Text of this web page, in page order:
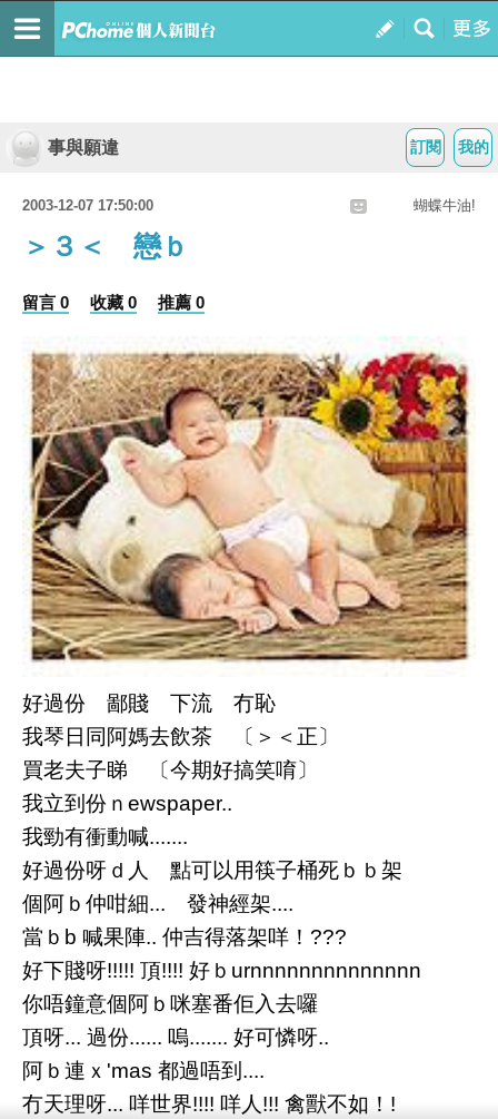
我的
訂閱
事與願違
2003-12-07 17:50:00 蝴蝶牛油!
＞３＜ 戀ｂ
留言 0 收藏 0 推薦 0
好過份 鄙賤 下流 冇恥
我琴日同阿媽去飲茶 〔＞＜正〕
買老夫子睇 〔今期好搞笑唷〕
我立到份ｎewspaper..
我勁有衝動喊.......
好過份呀ｄ人 點可以用筷子桶死ｂｂ架
個阿ｂ仲咁細... 發神經架....
當ｂb 喊果陣.. 仲吉得落架咩！???
好下賤呀!!!!! 頂!!!! 好ｂurnnnnnnnnnnnnnn
你唔鐘意個阿ｂ咪塞番佢入去囉
頂呀... 過份...... 嗚....... 好可憐呀..
阿ｂ連ｘ'mas 都過唔到....
冇天理呀... 咩世界!!!! 咩人!!! 禽獸不如！!